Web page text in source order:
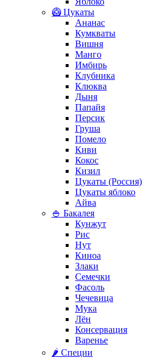
🥝 Цукаты
Ананас
Кумкваты
Вишня
Манго
Имбирь
Клубника
Клюква
Дыня
Папайя
Персик
Груша
Помело
Киви
Кокос
Кизил
Цукаты (Россия)
Цукаты яблоко
Айва
🍚 Бакалея
Кунжут
Рис
Нут
Киноа
Злаки
Семечки
Фасоль
Чечевица
Мука
Лён
Консервация
Варенье
🌶️ Специи